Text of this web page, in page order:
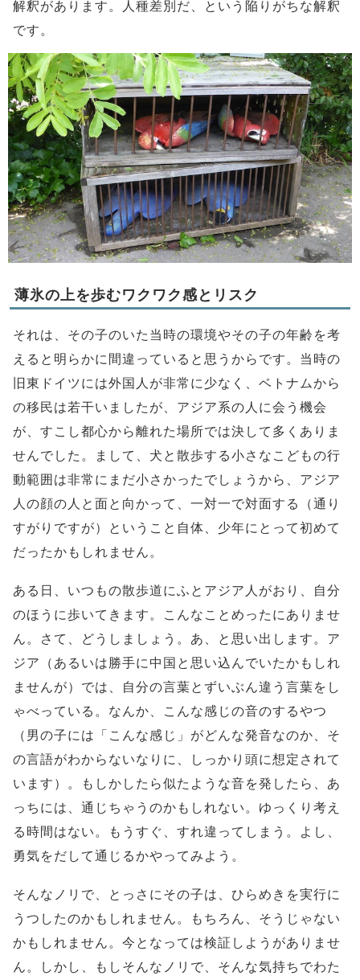
解釈があります。人種差別だ、という陥りがちな解釈
です。
薄氷の上を歩むワクワク感とリスク
それは、その子のいた当時の環境やその子の年齢を考
えると明らかに間違っていると思うからです。当時の
旧東ドイツには外国人が非常に少なく、ベトナムから
の移民は若干いましたが、アジア系の人に会う機会
が、すこし都心から離れた場所では決して多くありま
せんでした。まして、犬と散歩する小さなこどもの行
動範囲は非常にまだ小さかったでしょうから、アジア
人の顔の人と面と向かって、一対一で対面する（通り
すがりですが）ということ自体、少年にとって初めて
だったかもしれません。
ある日、いつもの散歩道にふとアジア人がおり、自分
のほうに歩いてきます。こんなことめったにありませ
ん。さて、どうしましょう。あ、と思い出します。ア
ジア（あるいは勝手に中国と思い込んでいたかもしれ
ませんが）では、自分の言葉とずいぶん違う言葉をし
ゃべっている。なんか、こんな感じの音のするやつ
（男の子には「こんな感じ」がどんな発音なのか、そ
の言語がわからないなりに、しっかり頭に想定されて
います）。もしかしたら似たような音を発したら、あ
っちには、通じちゃうのかもしれない。ゆっくり考え
る時間はない。もうすぐ、すれ違ってしまう。よし、
勇気をだして通じるかやってみよう。
そんなノリで、とっさにその子は、ひらめきを実行に
うつしたのかもしれません。もちろん、そうじゃない
かもしれません。今となっては検証しようがありませ
ん。しかし、もしそんなノリで、そんな気持ちでわた